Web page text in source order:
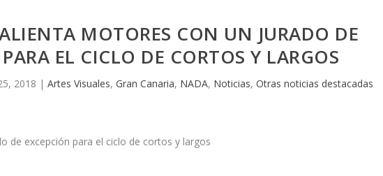
MOTORES CON UN JURADO DE
EL CICLO DE CORTOS Y LARGOS
2018 |Artes Visuales,Gran Canaria, NADA, Noticias,Otras noticias destacadas